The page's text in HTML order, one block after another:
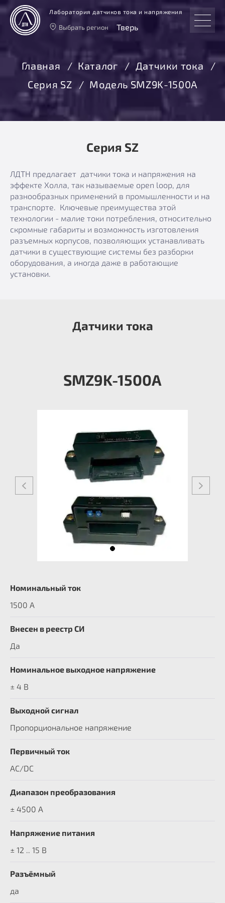
Лаборатория датчиков тока и напряжения
Выбрать регион Тверь
Москва
Санкт-Петербург
Екатеринбург
Новосибирск
Главная Каталог
Датчики тока
Серия SZ
Модель SMZ9K-1500А
Серия SZ
ЛДТН предлагает датчики тока и напряжения на
эффекте Холла, так называемые open loop, для
разнообразных применений в промышленности и на
транспорте. Ключевые преимущества этой
технологии - малие токи потребления, относительно
скромные габариты и возможность изготовления
разъемных корпусов, позволяющих устанавливать
датчики в существующие системы без разборки
оборудования, а иногда даже в работающие
установки.
Датчики тока
SMZ9K-1500А
Номинальный ток
1500 А
Внесен в реестр СИ
Да
Номинальное выходное напряжение
± 4 В
Выходной сигнал
Пропорциональное напряжение
Первичный ток
AC/DC
Диапазон преобразования
± 4500 A
Напряжение питания
± 12 .. 15 В
Разъёмный
да